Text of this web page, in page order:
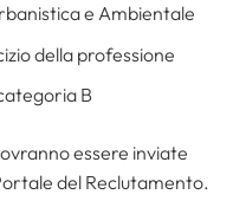
e Ambientale
della professione
B
essere inviate
del Reclutamento.